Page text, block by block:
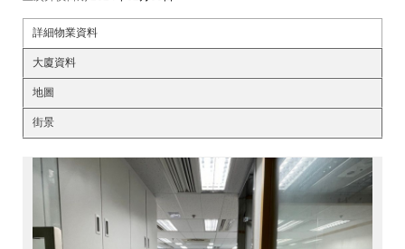
詳細物業資料
大廈資料
地圖
街景